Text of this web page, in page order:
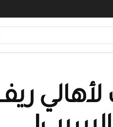
ريف